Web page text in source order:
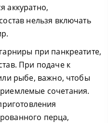
аккуратно,
нельзя включать
при панкреатите,
При подаче к
рыбе, важно, чтобы
сочетания.
перца,